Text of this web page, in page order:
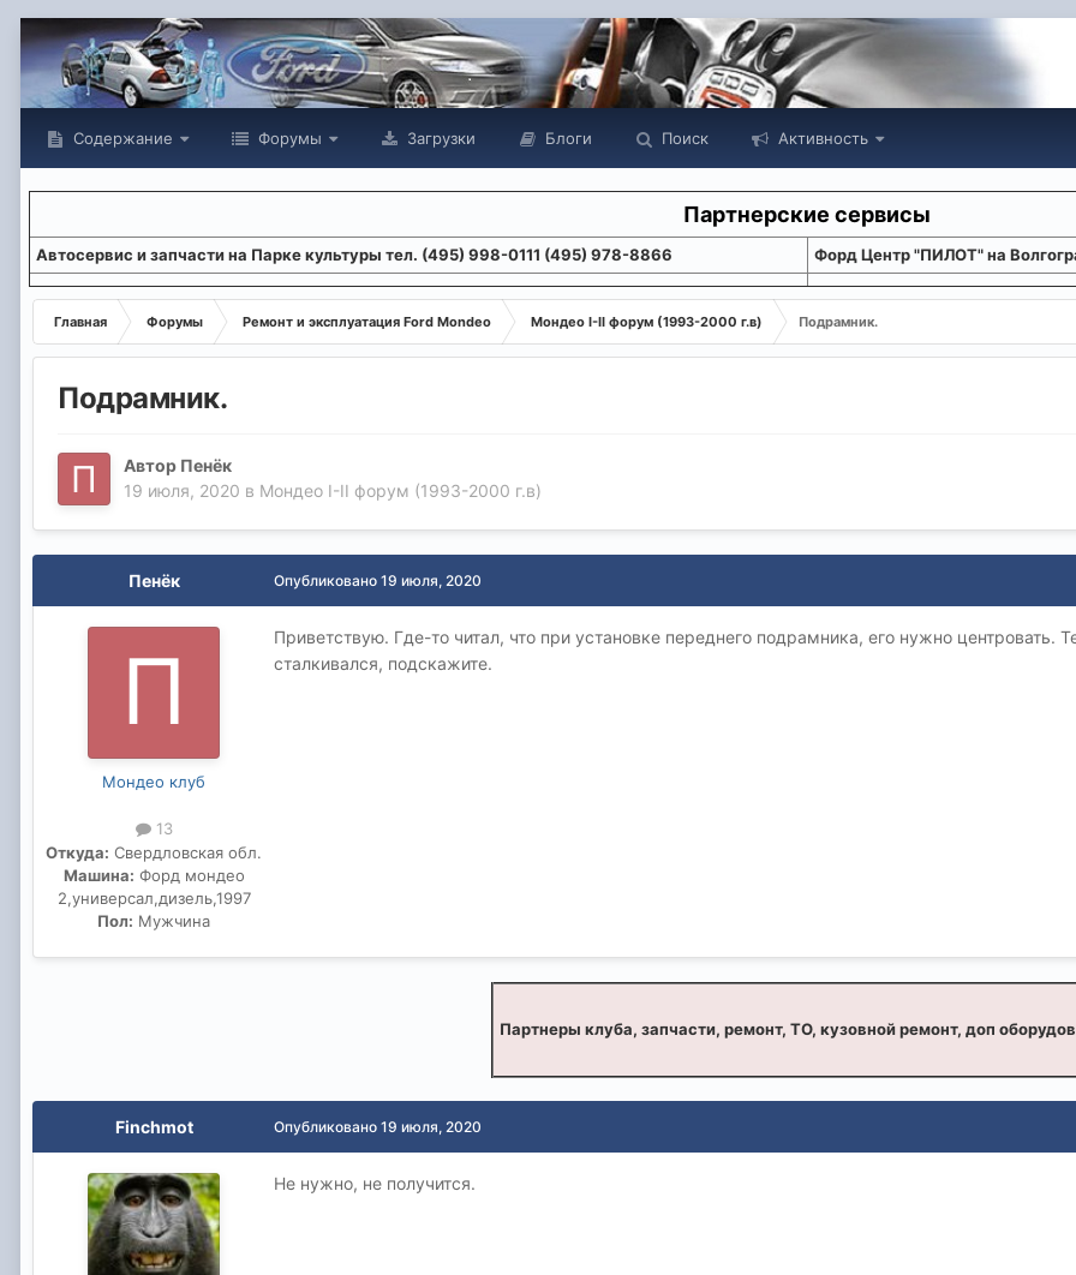
Содержание Форумы Загрузки Блоги Поиск Активность
Партнерские сервисы
Aвтосервис и запчасти на Парке культуры тел. (495) 998-0111 (495) 978-8866 Форд Центр "ПИЛОТ" на
Главная Форумы Ремонт и эксплуатация Ford Mondeo Мондео I-II форум (1993-2000 г.в) Подрамник.
Подрамник.
Автор Пенёк
19 июля, 2020 в Мондео I-II форум (1993-2000 г.в)
Пенёк
Мондео клуб
13
Откуда: Свердловская обл.
Машина: Форд мондео
2,универсал,дизель,1997
Пол: Мужчина
Опубликовано 19 июля, 2020
Приветствую. Где-то читал, что при установке переднего подрамника, его нужно центровать.
сталкивался, подскажите.
Партнеры клуба, запчасти, ремонт, ТО, кузовной ремонт, доп
Finchmot Опубликовано 19 июля, 2020
Не нужно, не получится.